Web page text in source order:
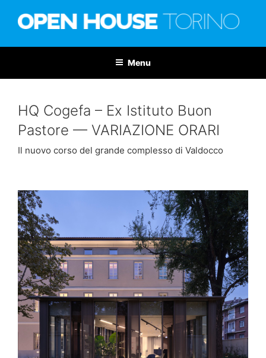
Menu
HQ Cogefa – Ex Istituto Buon
Pastore — VARIAZIONE ORARI
Il nuovo corso del grande complesso di Valdocco